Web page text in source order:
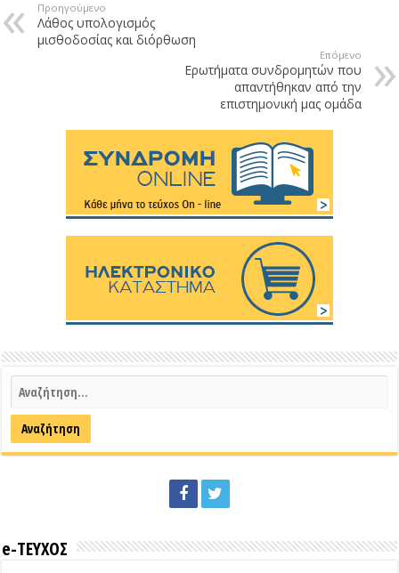
Προηγούμενο
Λάθος υπολογισμός
μισθοδοσίας και διόρθωση
Επόμενο
Ερωτήματα συνδρομητών που
απαντήθηκαν από την
επιστημονική μας ομάδα
e-ΤΕΥΧΟΣ